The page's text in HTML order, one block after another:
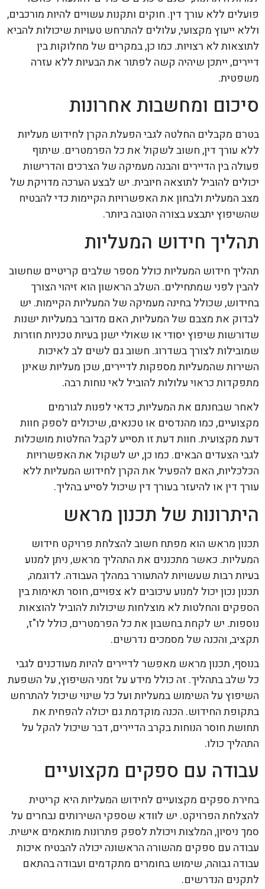
פועלים ללא עורך דין. חוקים ותקנות עשויים להיות מורכבים,
וללא ייעוץ מקצועי, עלולים להתרחש טעויות שיכולות להביא
לתוצאות לא רצויות. כמו כן, במקרים של מחלוקות בין
דיירים, ייתכן שיהיה קשה לפתור את הבעיות ללא עזרה
משפטית.
סיכום ומחשבות אחרונות
בטרם מקבלים החלטה לגבי הפעלת הקרן לחידוש מעליות
ללא עורך דין, חשוב לשקול את כל הפרמטרים. שיתוף
פעולה בין הדיירים והבנה מעמיקה של הצרכים והדרישות
יכולים להוביל לתוצאה חיובית. יש לבצע הערכה מדויקת של
מצב המעלית ולבחון את האפשרויות הקיימות כדי להבטיח
שהשיפוץ יתבצע בצורה הטובה ביותר.
תהליך חידוש המעליות
תהליך חידוש המעליות כולל מספר שלבים קריטיים שחשוב
להבין לפני שמתחילים. השלב הראשון הוא זיהוי הצורך
בחידוש, שכולל בחינה מעמיקה של המעליות הקיימות. יש
לבדוק את מצבם של המעליות, האם מדובר במעליות ישנות
שדורשות שיפוץ יסודי או שאולי ישנן בעיות טכניות חוזרות
שמובילות לצורך בשדרוג. חשוב גם לשים לב לאיכות
השירות שהמעליות מספקות לדיירים, שכן מעליות שאינן
מתפקדות כראוי עלולות להוביל לאי נוחות רבה.
לאחר שבחנתם את המעליות, כדאי לפנות לגורמים
מקצועיים, כמו מהנדסים או טכנאים, שיכולים לספק חוות
דעת מקצועית. חוות דעת זו תסייע לקבל החלטות מושכלות
לגבי הצעדים הבאים. כמו כן, יש לשקול את האפשרויות
הכלכליות, האם להפעיל את הקרן לחידוש המעליות ללא
עורך דין או להיעזר בעורך דין שיכול לסייע בהליך.
היתרונות של תכנון מראש
תכנון מראש הוא מפתח חשוב להצלחת פרויקט חידוש
המעליות. כאשר מתכננים את התהליך מראש, ניתן למנוע
בעיות רבות שעשויות להתעורר במהלך העבודה. לדוגמה,
תכנון נכון יכול למנוע עיכובים לא צפויים, חוסר תאימות בין
הספקים והחלטות לא מוצלחות שיכולות להוביל להוצאות
נוספות. יש לקחת בחשבון את כל הפרמטרים, כולל לו"ז,
תקציב, והכנה של מסמכים נדרשים.
בנוסף, תכנון מראש מאפשר לדיירים להיות מעודכנים לגבי
כל שלב בתהליך. זה כולל מידע על זמני השיפוץ, על השפעת
השיפוץ על השימוש במעליות ועל כל שינוי שיכול להתרחש
בתקופת החידוש. הכנה מוקדמת גם יכולה להפחית את
תחושת חוסר הנוחות בקרב הדיירים, דבר שיכול להקל על
התהליך כולו.
עבודה עם ספקים מקצועיים
בחירת ספקים מקצועיים לחידוש המעליות היא קריטית
להצלחת הפרויקט. יש לוודא שספקי השירותים נבחרים על
סמך ניסיון, המלצות ויכולת לספק פתרונות מותאמים אישית.
עבודה עם ספקים מהשורה הראשונה יכולה להבטיח איכות
עבודה גבוהה, שימוש בחומרים מתקדמים ועבודה בהתאם
לתקנים הנדרשים.